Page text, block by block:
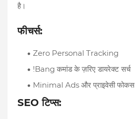
है।
फीचर्स:
Zero Personal Tracking
!Bang कमांड के ज़रिए डायरेक्ट सर्च
Minimal Ads और प्राइवेसी फोकस
SEO टिप्स: